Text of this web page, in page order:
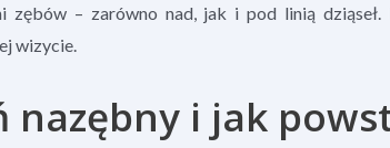
zębów – zarówno nad, jak i pod linią
wizycie.
nazębny i jak